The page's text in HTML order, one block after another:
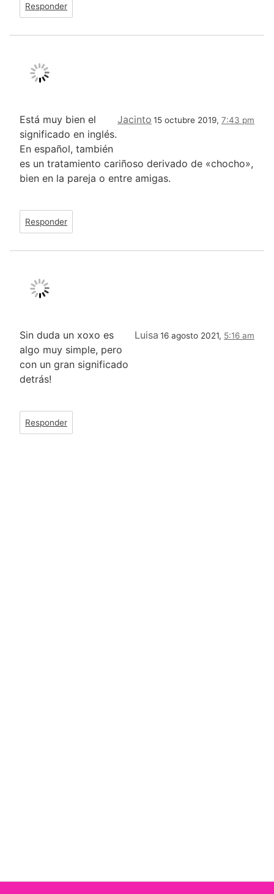
Responder
Jacinto 15 octubre 2019, 7:43 pm
Está muy bien el
significado en inglés.
En español, también
es un tratamiento cariñoso derivado de «chocho»,
bien en la pareja o entre amigas.
Responder
Luisa 16 agosto 2021, 5:16 am
Sin duda un xoxo es
algo muy simple, pero
con un gran significado
detrás!
Responder